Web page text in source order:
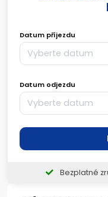
Datum příjezdu
Datum odjezdu
Bezplatné